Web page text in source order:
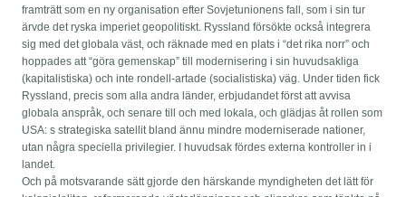
framträtt som en ny organisation efter Sovjetunionens fall, som i sin tur
ärvde det ryska imperiet geopolitiskt. Ryssland försökte också integrera
sig med det globala väst, och räknade med en plats i “det rika norr” och
hoppades att “göra gemenskap” till modernisering i sin huvudsakliga
(kapitalistiska) och inte rondell-artade (socialistiska) väg. Under tiden fick
Ryssland, precis som alla andra länder, erbjudandet först att avvisa
globala anspråk, och senare till och med lokala, och glädjas åt rollen som
USA: s strategiska satellit bland ännu mindre moderniserade nationer,
utan några speciella privilegier. I huvudsak fördes externa kontroller in i
landet.
Och på motsvarande sätt gjorde den härskande myndigheten det lätt för